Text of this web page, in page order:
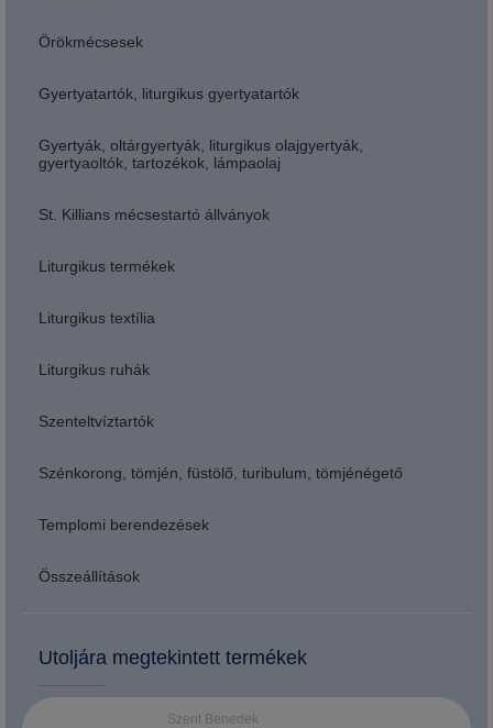
Örökmécsesek
Gyertyatartók, liturgikus gyertyatartók
Gyertyák, oltárgyertyák, liturgikus olajgyertyák,
gyertyaoltók, tartozékok, lámpaolaj
St. Killians mécsestartó állványok
Liturgikus termékek
Liturgikus textília
Liturgikus ruhák
Szenteltvíztartók
Szénkorong, tömjén, füstölő, turibulum, tömjénégető
Templomi berendezések
Összeállítások
Utoljára megtekintett termékek
Szent Benedek